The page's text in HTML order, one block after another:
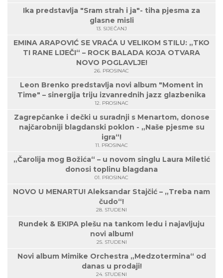
Ika predstavlja "Sram strah i ja"- tiha pjesma za
glasne misli
13. SIJEČANJ
EMINA ARAPOVIĆ SE VRAĆA U VELIKOM STILU: „TKO
TI RANE LIJEČI“ – ROCK BALADA KOJA OTVARA
NOVO POGLAVLJE!
26. PROSINAC
Leon Brenko predstavlja novi album "Moment in
Time" – sinergija triju izvanrednih jazz glazbenika
12. PROSINAC
Zagrepčanke i dečki u suradnji s Menartom, donose
najčarobniji blagdanski poklon - „Naše pjesme su
igra“!
11. PROSINAC
„Čarolija mog Božića“ – u novom singlu Laura Miletić
donosi toplinu blagdana
01. PROSINAC
NOVO U MENARTU! Aleksandar Stajčić – „Treba nam
čudo“!
28. STUDENI
Rundek & EKIPA plešu na tankom ledu i najavljuju
novi album!
25. STUDENI
Novi album Mimike Orchestra „Medzotermina“ od
danas u prodaji!
24. STUDENI